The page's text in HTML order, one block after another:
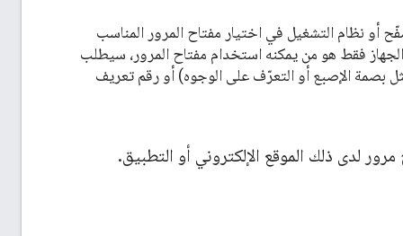
أو نظام التشغيل في اختيار مفتاح المرور المناسب
فقط هو من يمكنه استخدام مفتاح المرور، سيطلب
بصمة الإصبع أو التعرّف على الوجوه) أو رقم تعريف
لدى ذلك الموقع الإلكتروني أو التطبيق.